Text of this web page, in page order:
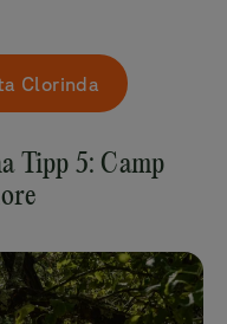
Clorinda
Tipp 5: Camp